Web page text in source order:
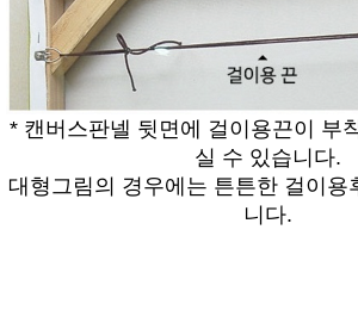
* 캔버스판넬 뒷면에 걸이용끈이 부
실 수 있습니다.
대형그림의 경우에는 튼튼한 걸이용
니다.